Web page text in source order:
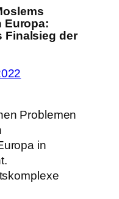
Europa:
Finalsieg der
Problemen
in